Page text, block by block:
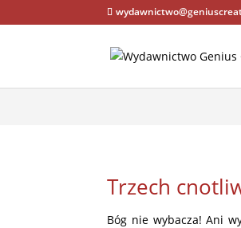
Warning: Constant WP_CACHE already
Trzech
Bóg nie wybacza! Ani